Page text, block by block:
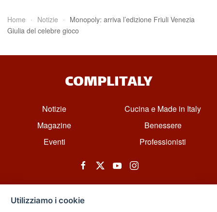
Home Notizie
Monopoly: arriva l’edizione Friuli Venezia
Giulia del celebre gioco
COMPLITALY
Notizie
Magazine
Eventi
Cucina e Made in Italy
Benessere
Professionisti
Utilizziamo i cookie